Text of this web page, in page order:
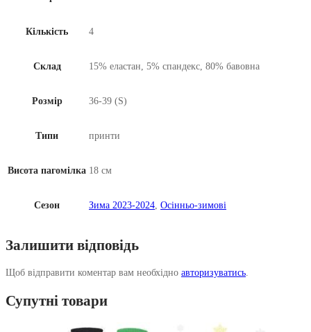
Кількість 4
Склад 15% еластан, 5% спандекс, 80% бавовна
Розмір 36-39 (S)
Типи принти
Висота пагомілка 18 см
Сезон Зима 2023-2024, Осінньо-зимові
Залишити відповідь
Щоб відправити коментар вам необхідно авторизуватись.
Супутні товари